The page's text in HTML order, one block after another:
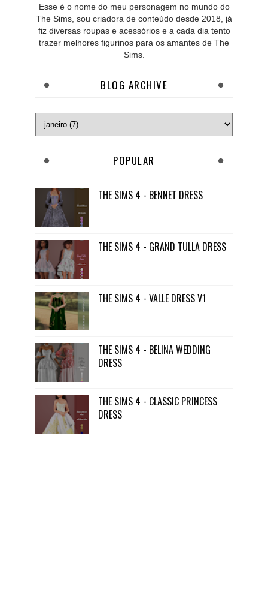
Esse é o nome do meu personagem no mundo do
The Sims, sou criadora de conteúdo desde 2018, já
fiz diversas roupas e acessórios e a cada dia tento
trazer melhores figurinos para os amantes de The
Sims.
BLOG ARCHIVE
POPULAR
THE SIMS 4 - BENNET DRESS
THE SIMS 4 - GRAND TULLA DRESS
THE SIMS 4 - VALLE DRESS V1
THE SIMS 4 - BELINA WEDDING
DRESS
THE SIMS 4 - CLASSIC PRINCESS
DRESS